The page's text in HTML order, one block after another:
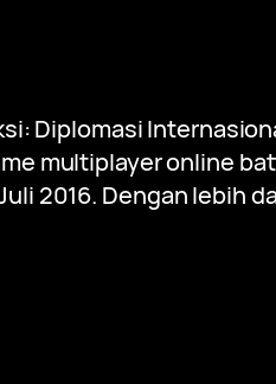
Diplomasi
multiplayer online
2016. Dengan lebih